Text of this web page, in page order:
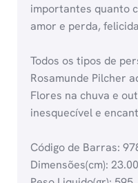
importantes quanto
amor e perda,
Todos os tipos de
Rosamunde Pilcher
Flores na chuva e
inesquecível e
Código de Barras:
Dimensões(cm):